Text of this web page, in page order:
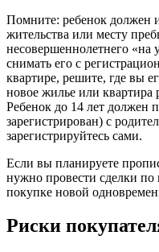
Помните: ребенок должен
жительства или месту
несовершеннолетнего «на
снимать его с
квартире, решите, где вы
новое жилье или квартира
Ребенок до 14 лет должен
зарегистрирован) с
зарегистрируйтесь сами.
Если вы планируете
нужно провести сделки по
покупке новой
Риски